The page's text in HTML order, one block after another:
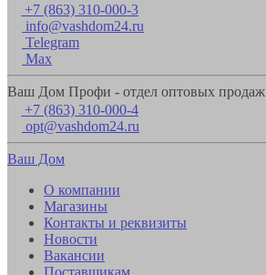
+7 (863) 310-000-3
info@vashdom24.ru
Telegram
Max
Ваш Дом Профи - отдел оптовых продаж
+7 (863) 310-000-4
opt@vashdom24.ru
Ваш Дом
О компании
Магазины
Контакты и реквизиты
Новости
Вакансии
Поставщикам